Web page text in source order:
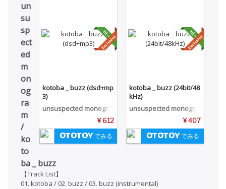
kotoba _ buzz (24bit/48
kHz)
unsuspected monogra
¥ 407
でみる
kotoba _ buzz (dsd+mp
3)
unsuspected monogra
¥ 612
でみる
un
su
sp
ect
ed
m
on
og
ra
m
/
ko
to
ba _ buzz
【Track List】
01. kotoba / 02. buzz / 03. buzz (instrumental)